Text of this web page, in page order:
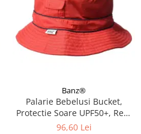
Banz®
Palarie Bebelusi Bucket,
Protectie Soare UPF50+, Red,
Diverse marimi
96,60 Lei